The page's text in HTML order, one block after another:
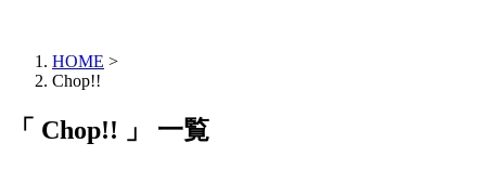
HOME >
Chop!!
「 Chop!! 」 一覧